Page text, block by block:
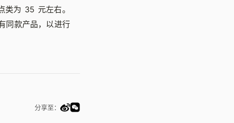
为 35 元左右。
同款产品，以进行
分享至：